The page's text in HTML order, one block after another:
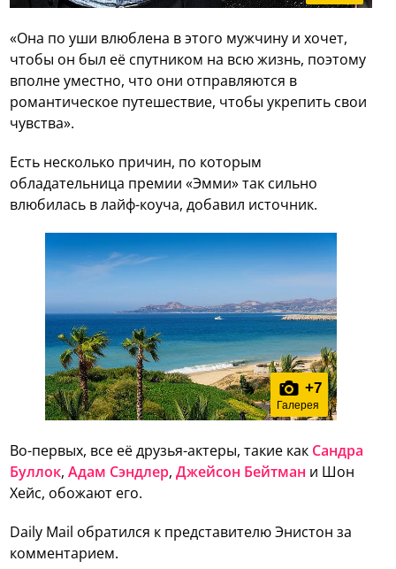
«Она по уши влюблена в этого мужчину и хочет,
чтобы он был её спутником на всю жизнь, поэтому
вполне уместно, что они отправляются в
романтическое путешествие, чтобы укрепить свои
чувства».
Есть несколько причин, по которым
обладательница премии «Эмми» так сильно
влюбилась в лайф-коуча, добавил источник.
+7
Галерея
Во-первых, все её друзья-актеры, такие как Сандра
Буллок,Адам Сэндлер,Джейсон Бейтман и Шон
Хейс, обожают его.
Daily Mail обратился к представителю Энистон за
комментарием.